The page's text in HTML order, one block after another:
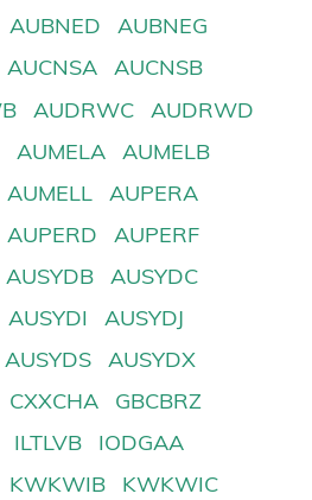
AUBNED
AUBNEG
AUCNSA
AUCNSB
AUDRWC
AUDRWD
AUMELA
AUMELB
AUMELL
AUPERA
AUPERD
AUPERF
AUSYDB
AUSYDC
AUSYDI
AUSYDJ
AUSYDS
AUSYDX
CXXCHA
GBCBRZ
ILTLVB
IODGAA
KWKWIB
KWKWIC